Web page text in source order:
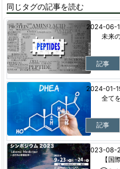
同じタグの記事を読む
未来
記事
2024-06-
全て
記事
2024-01-
【国
2023-08-